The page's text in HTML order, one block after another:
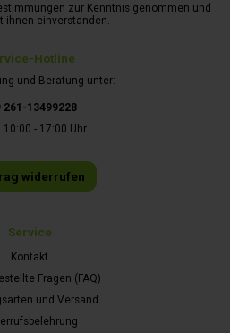
Hotline
und Beratung unter:
261-13499228
10:00 - 17:00 Uhr
widerrufen
Service
Kontakt
Fragen (FAQ)
und Versand
zur Kenntnis genommen und
ihnen einverstanden.